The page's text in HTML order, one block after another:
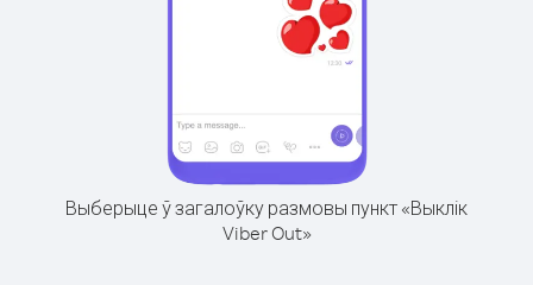
Выберыце ў загалоўку размовы пункт «Выклік
Viber Out»